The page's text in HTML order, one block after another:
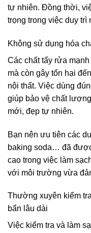
tự nhiên. Đồng thời,
trọng trong việc duy
Không sử dụng hóa
Các chất tẩy rửa
mà còn gây tổn hại
nội thất. Việc dùng
giúp bảo vệ chất
mới, đẹp tự nhiên.
Bạn nên ưu tiên các
baking soda… đã
cao trong việc làm
với môi trường vừa
Thường xuyên kiểm
bẩn lâu dài
Việc kiểm tra và làm